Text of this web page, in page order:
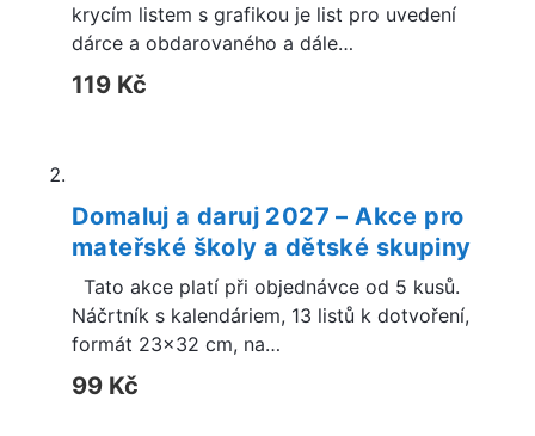
krycím listem s grafikou je list pro uvedení
dárce a obdarovaného a dále…
119 Kč
Domaluj a daruj 2027 – Akce pro
mateřské školy a dětské skupiny
Tato akce platí při objednávce od 5 kusů.
Náčrtník s kalendáriem, 13 listů k dotvoření,
formát 23×32 cm, na…
99 Kč